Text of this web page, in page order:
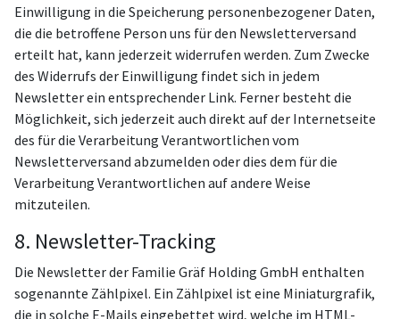
Einwilligung in die Speicherung personenbezogener Daten,
die die betroffene Person uns für den Newsletterversand
erteilt hat, kann jederzeit widerrufen werden. Zum Zwecke
des Widerrufs der Einwilligung findet sich in jedem
Newsletter ein entsprechender Link. Ferner besteht die
Möglichkeit, sich jederzeit auch direkt auf der Internetseite
des für die Verarbeitung Verantwortlichen vom
Newsletterversand abzumelden oder dies dem für die
Verarbeitung Verantwortlichen auf andere Weise
mitzuteilen.
8. Newsletter-Tracking
Die Newsletter der Familie Gräf Holding GmbH enthalten
sogenannte Zählpixel. Ein Zählpixel ist eine Miniaturgrafik,
die in solche E-Mails eingebettet wird, welche im HTML-